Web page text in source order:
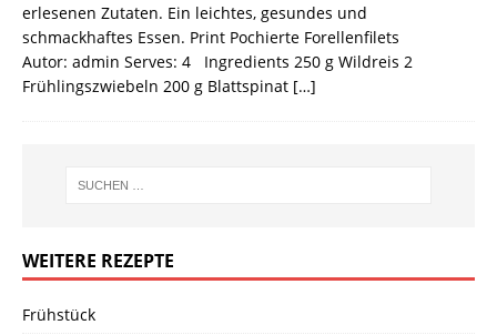
erlesenen Zutaten. Ein leichtes, gesundes und
schmackhaftes Essen. Print Pochierte Forellenfilets
Autor: admin Serves: 4 Ingredients 250 g Wildreis 2
Frühlingszwiebeln 200 g Blattspinat […]
WEITERE REZEPTE
Frühstück